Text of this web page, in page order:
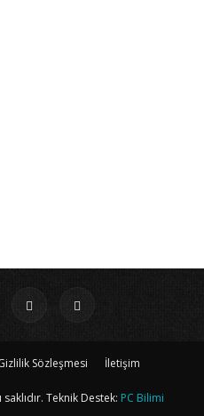
Sözleşmesi İletişim
Teknik Destek: PC Bilimi